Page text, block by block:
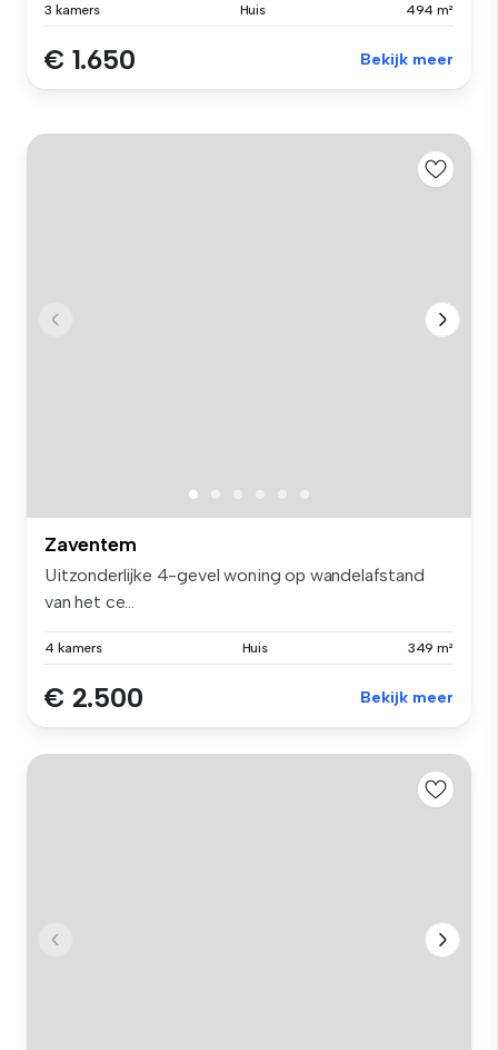
3 kamers Huis 494 m²
€ 1.650 Bekijk meer
Zaventem
Uitzonderlijke 4-gevel woning op wandelafstand
van het ce...
4 kamers Huis 349 m²
€ 2.500 Bekijk meer